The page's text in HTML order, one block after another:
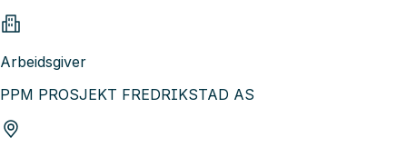
Arbeidsgiver
PPM PROSJEKT FREDRIKSTAD AS